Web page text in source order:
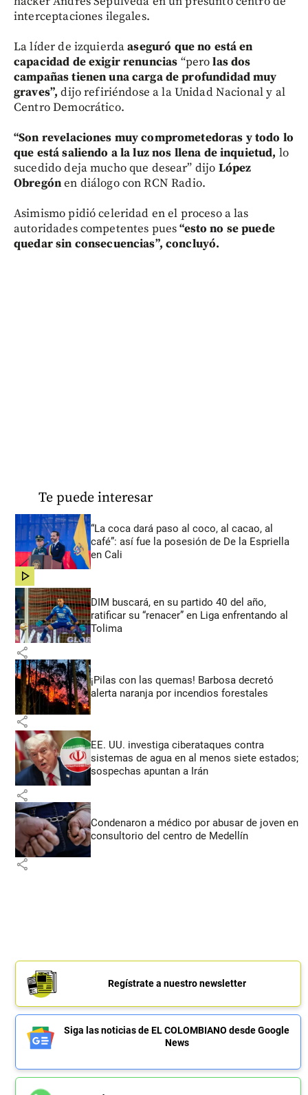
interceptaciones ilegales.
La líder de izquierdaaseguró que no está en
capacidad de exigir renuncias “perolas dos
campañas tienen una carga de profundidad muy
graves”, dijo refiriéndose a la Unidad Nacional y al
Centro Democrático.
“Son revelaciones muy comprometedoras y todo lo
que está saliendo a la luz nos llena de inquietud, lo
sucedido deja mucho que desear” dijo López
Obregónen diálogo con RCN Radio.
Asimismo pidió celeridad en el proceso a las
autoridades competentes pues“esto no se puede
quedar sin consecuencias”, concluyó.
Te puede interesar
“La coca dará paso al coco, al cacao, al
café”: así fue la posesión de De la Espriella
en Cali
share
DIM buscará, en su partido 40 del año,
ratificar su “renacer” en Liga enfrentando al
Tolima
share
¡Pilas con las quemas! Barbosa decretó
alerta naranja por incendios forestales
share
EE. UU. investiga ciberataques contra
sistemas de agua en al menos siete estados;
sospechas apuntan a Irán
share
Condenaron a médico por abusar de joven en
consultorio del centro de Medellín
share
Regístrate a nuestro newsletter
Siga las noticias de EL COLOMBIANO desde Google
News